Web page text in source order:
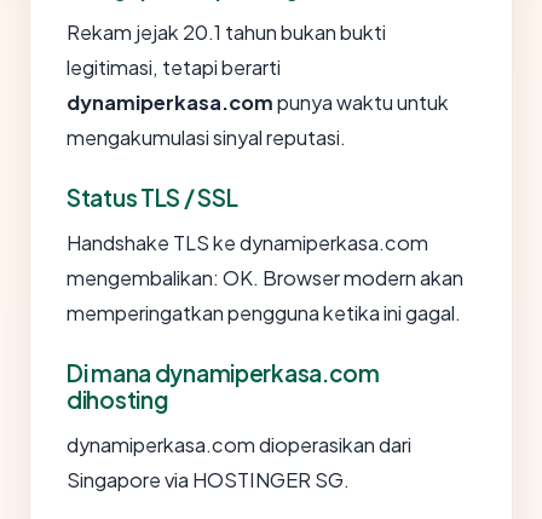
Rekam jejak 20.1 tahun bukan bukti
legitimasi, tetapi berarti
dynamiperkasa.compunya waktu untuk
mengakumulasi sinyal reputasi.
Status TLS / SSL
Handshake TLS ke dynamiperkasa.com
mengembalikan: OK. Browser modern akan
memperingatkan pengguna ketika ini gagal.
Di mana dynamiperkasa.com
dihosting
dynamiperkasa.com dioperasikan dari
Singapore via HOSTINGER SG.